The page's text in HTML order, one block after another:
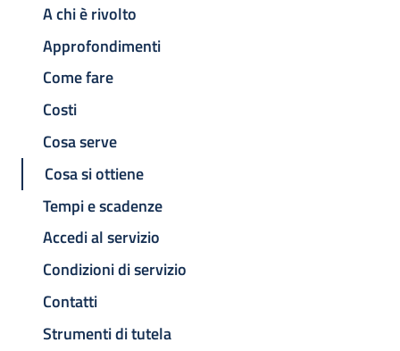
A chi è rivolto
Approfondimenti
Come fare
Costi
Cosa serve
Cosa si ottiene
Tempi e scadenze
Accedi al servizio
Condizioni di servizio
Contatti
Strumenti di tutela